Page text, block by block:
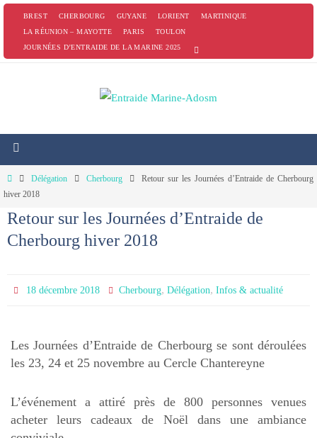
PasserBREST CHERBOURG GUYANE LORIENT
MARTINIQUE
LA RÉUNION – MAYOTTE
PARIS
TOULON
JOURNÉES D’ENTRAIDE DE LA MARINE 2025
HomeDélégation Cherbourg
Retour sur les Journées d’Entraide de Cherbourg
hiver 2018
Retour sur les Journées d’Entraide de
Cherbourg hiver 2018
18 décembre 2018 Cherbourg, Délégation, Infos & actualité
Les Journées d’Entraide de Cherbourg se sont déroulées
les 23, 24 et 25 novembre au Cercle Chantereyne
L’événement a attiré près de 800 personnes venues
acheter leurs cadeaux de Noël dans une ambiance